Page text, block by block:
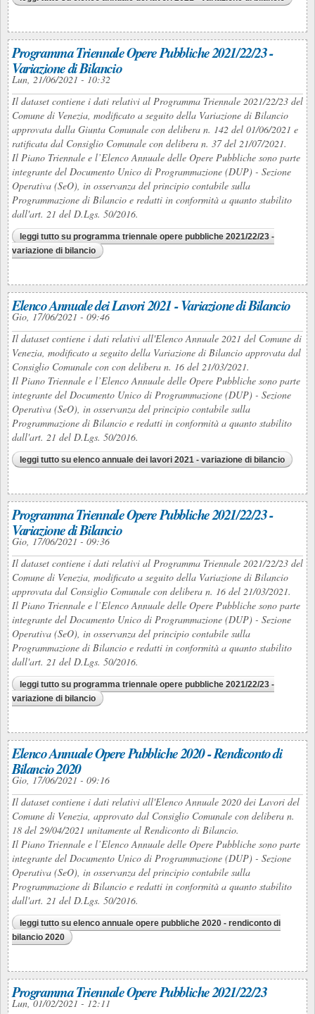
Programma Triennale Opere Pubbliche 2021/22/23 -
Variazione di Bilancio
Lun, 21/06/2021 - 10:32
Il dataset contiene i dati relativi al Programma Triennale 2021/22/23 del
Comune di Venezia, modificato a seguito della Variazione di Bilancio
approvata dalla Giunta Comunale con delibera n. 142 del 01/06/2021 e
ratificata dal Consiglio Comunale con delibera n. 37 del 21/07/2021.
Il Piano Triennale e l’Elenco Annuale delle Opere Pubbliche sono parte
integrante del Documento Unico di Programmazione (DUP) - Sezione
Operativa (SeO), in osservanza del principio contabile sulla
Programmazione di Bilancio e redatti in conformità a quanto stabilito
dall'art. 21 del D.Lgs. 50/2016.
leggi tutto su programma triennale opere pubbliche 2021/22/23 -
variazione di bilancio
Elenco Annuale dei Lavori 2021 - Variazione di Bilancio
Gio, 17/06/2021 - 09:46
Il dataset contiene i dati relativi all'Elenco Annuale 2021 del Comune di
Venezia, modificato a seguito della Variazione di Bilancio approvata dal
Consiglio Comunale con con delibera n. 16 del 21/03/2021.
Il Piano Triennale e l’Elenco Annuale delle Opere Pubbliche sono parte
integrante del Documento Unico di Programmazione (DUP) - Sezione
Operativa (SeO), in osservanza del principio contabile sulla
Programmazione di Bilancio e redatti in conformità a quanto stabilito
dall'art. 21 del D.Lgs. 50/2016.
leggi tutto su elenco annuale dei lavori 2021 - variazione di bilancio
Programma Triennale Opere Pubbliche 2021/22/23 -
Variazione di Bilancio
Gio, 17/06/2021 - 09:36
Il dataset contiene i dati relativi al Programma Triennale 2021/22/23 del
Comune di Venezia, modificato a seguito della Variazione di Bilancio
approvata dal Consiglio Comunale con delibera n. 16 del 21/03/2021.
Il Piano Triennale e l’Elenco Annuale delle Opere Pubbliche sono parte
integrante del Documento Unico di Programmazione (DUP) - Sezione
Operativa (SeO), in osservanza del principio contabile sulla
Programmazione di Bilancio e redatti in conformità a quanto stabilito
dall'art. 21 del D.Lgs. 50/2016.
leggi tutto su programma triennale opere pubbliche 2021/22/23 -
variazione di bilancio
Elenco Annuale Opere Pubbliche 2020 - Rendiconto di
Bilancio 2020
Gio, 17/06/2021 - 09:16
Il dataset contiene i dati relativi all'Elenco Annuale 2020 dei Lavori del
Comune di Venezia, approvato dal Consiglio Comunale con delibera n.
18 del 29/04/2021 unitamente al Rendiconto di Bilancio.
Il Piano Triennale e l’Elenco Annuale delle Opere Pubbliche sono parte
integrante del Documento Unico di Programmazione (DUP) - Sezione
Operativa (SeO), in osservanza del principio contabile sulla
Programmazione di Bilancio e redatti in conformità a quanto stabilito
dall'art. 21 del D.Lgs. 50/2016.
leggi tutto su elenco annuale opere pubbliche 2020 - rendiconto di
bilancio 2020
Programma Triennale Opere Pubbliche 2021/22/23
Lun, 01/02/2021 - 12:11